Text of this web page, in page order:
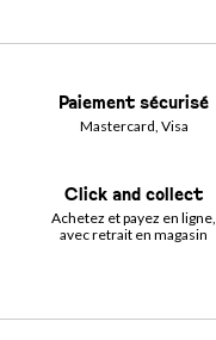
Paiement sécurisé
Mastercard, Visa
Click and collect
Achetez et payez en ligne,
avec retrait en magasin